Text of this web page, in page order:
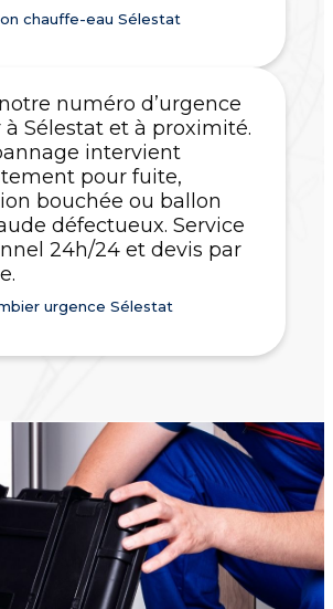
chauffe-eau Sélestat
numéro d’urgence
Sélestat et à proximité.
intervient
pour fuite,
bouchée ou ballon
défectueux. Service
24h/24 et devis par
urgence Sélestat